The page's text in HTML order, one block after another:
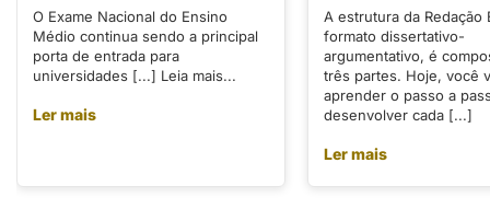
O Exame Nacional do Ensino
Médio continua sendo a principal
porta de entrada para
universidades [...] Leia mais...
Ler mais
A estrutura da Redação
formato dissertativo-
argumentativo, é
três partes. Hoje, você
aprender o passo a
desenvolver cada [...]
Ler mais